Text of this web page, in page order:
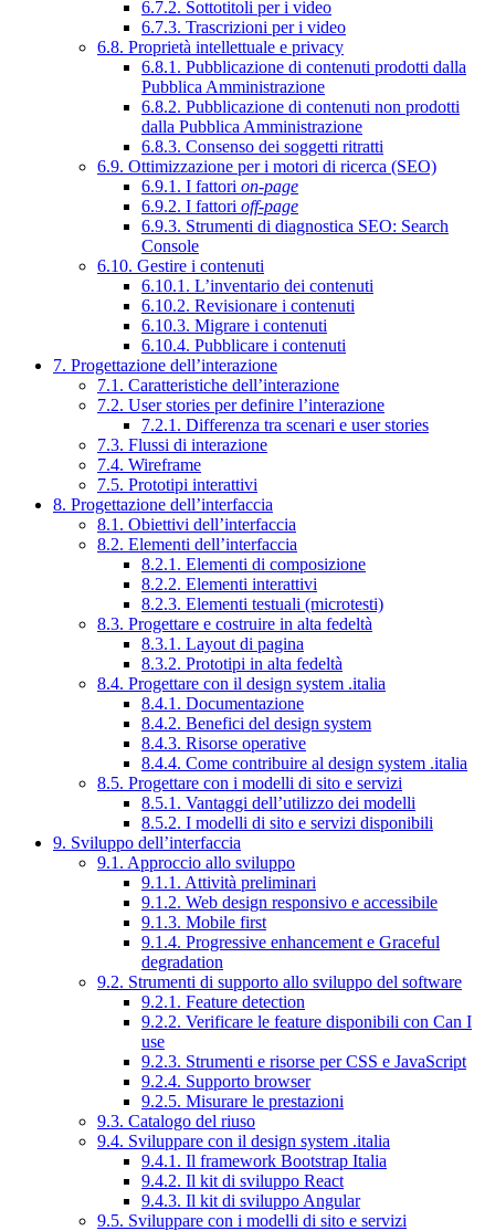
6.7.2. Sottotitoli per i video
6.7.3. Trascrizioni per i video
6.8. Proprietà intellettuale e privacy
6.8.1. Pubblicazione di contenuti prodotti dalla
Pubblica Amministrazione
6.8.2. Pubblicazione di contenuti non prodotti
dalla Pubblica Amministrazione
6.8.3. Consenso dei soggetti ritratti
6.9. Ottimizzazione per i motori di ricerca (SEO)
6.9.1. I fattori on-page
6.9.2. I fattori off-page
6.9.3. Strumenti di diagnostica SEO: Search
Console
6.10. Gestire i contenuti
6.10.1. L’inventario dei contenuti
6.10.2. Revisionare i contenuti
6.10.3. Migrare i contenuti
6.10.4. Pubblicare i contenuti
7. Progettazione dell’interazione
7.1. Caratteristiche dell’interazione
7.2. User stories per definire l’interazione
7.2.1. Differenza tra scenari e user stories
7.3. Flussi di interazione
7.4. Wireframe
7.5. Prototipi interattivi
8. Progettazione dell’interfaccia
8.1. Obiettivi dell’interfaccia
8.2. Elementi dell’interfaccia
8.2.1. Elementi di composizione
8.2.2. Elementi interattivi
8.2.3. Elementi testuali (microtesti)
8.3. Progettare e costruire in alta fedeltà
8.3.1. Layout di pagina
8.3.2. Prototipi in alta fedeltà
8.4. Progettare con il design system .italia
8.4.1. Documentazione
8.4.2. Benefici del design system
8.4.3. Risorse operative
8.4.4. Come contribuire al design system .italia
8.5. Progettare con i modelli di sito e servizi
8.5.1. Vantaggi dell’utilizzo dei modelli
8.5.2. I modelli di sito e servizi disponibili
9. Sviluppo dell’interfaccia
9.1. Approccio allo sviluppo
9.1.1. Attività preliminari
9.1.2. Web design responsivo e accessibile
9.1.3. Mobile first
9.1.4. Progressive enhancement e Graceful
degradation
9.2. Strumenti di supporto allo sviluppo del software
9.2.1. Feature detection
9.2.2. Verificare le feature disponibili con Can I
use
9.2.3. Strumenti e risorse per CSS e JavaScript
9.2.4. Supporto browser
9.2.5. Misurare le prestazioni
9.3. Catalogo del riuso
9.4. Sviluppare con il design system .italia
9.4.1. Il framework Bootstrap Italia
9.4.2. Il kit di sviluppo React
9.4.3. Il kit di sviluppo Angular
9.5. Sviluppare con i modelli di sito e servizi